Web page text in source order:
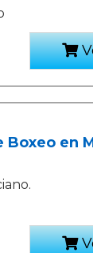
Boxeo en